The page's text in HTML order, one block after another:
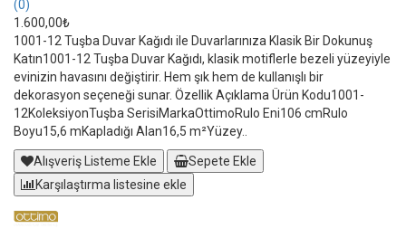
(0)
1.600,00₺
1001-12 Tuşba Duvar Kağıdı ile Duvarlarınıza Klasik Bir Dokunuş
Katın1001-12 Tuşba Duvar Kağıdı, klasik motiflerle bezeli yüzeyiyle
evinizin havasını değiştirir. Hem şık hem de kullanışlı bir
dekorasyon seçeneği sunar. Özellik Açıklama Ürün Kodu1001-
12KoleksiyonTuşba SerisiMarkaOttimoRulo Eni106 cmRulo
Boyu15,6 mKapladığı Alan16,5 m²Yüzey..
Alışveriş Listeme Ekle
Sepete Ekle
Karşılaştırma listesine ekle